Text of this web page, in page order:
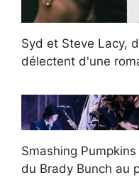
Syd et Steve Lacy,
délectent d'une
Smashing
du Brady Bunch au